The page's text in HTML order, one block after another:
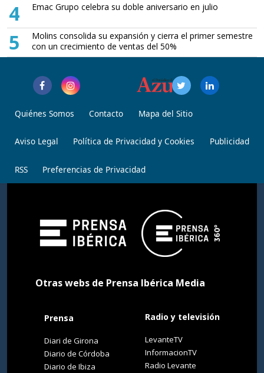
4 Emac Grupo celebra su doble aniversario en julio
5
Molins consolida su expansión y cierra el primer semestre
con un crecimiento de ventas del 50%
Quiénes Somos Contacto Mapa del Sitio
Aviso Legal Política de Privacidad y Cookies Publicidad
RSS Preferencias de Privacidad
Otras webs de Prensa Ibérica Media
Prensa
Diari de Girona
Diario de Córdoba
Diario de Ibiza
Radio y televisión
LevanteTV
InformacionTV
Radio Levante